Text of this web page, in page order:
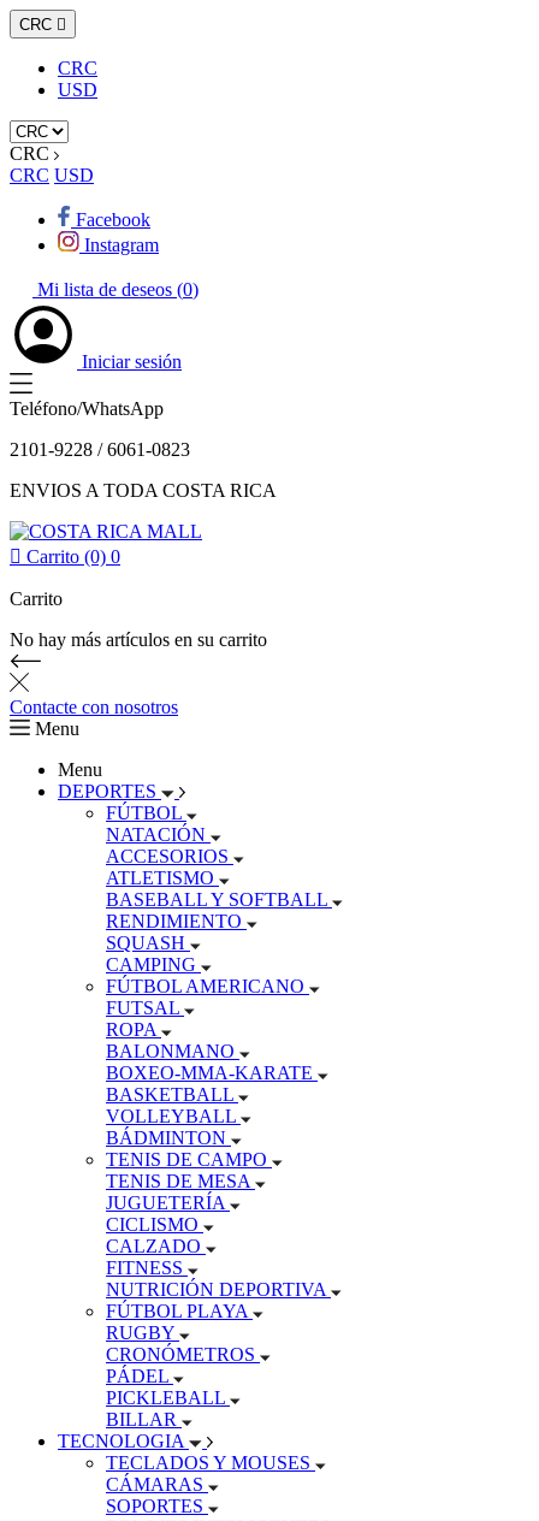
CRC 
CRC
USD
CRC
CRC USD
Facebook
Instagram
Mi lista de deseos (0)
Iniciar sesión
Teléfono/WhatsApp
2101-9228 / 6061-0823
ENVIOS A TODA COSTA RICA
 Carrito (0) 0
Carrito
No hay más artículos en su carrito
Contacte con nosotros
Menu
Menu
DEPORTES
FÚTBOL
NATACIÓN
ACCESORIOS
ATLETISMO
BASEBALL Y SOFTBALL
RENDIMIENTO
SQUASH
CAMPING
FÚTBOL AMERICANO
FUTSAL
ROPA
BALONMANO
BOXEO-MMA-KARATE
BASKETBALL
VOLLEYBALL
BÁDMINTON
TENIS DE CAMPO
TENIS DE MESA
JUGUETERÍA
CICLISMO
CALZADO
FITNESS
NUTRICIÓN DEPORTIVA
FÚTBOL PLAYA
RUGBY
CRONÓMETROS
PÁDEL
PICKLEBALL
BILLAR
TECNOLOGIA
TECLADOS Y MOUSES
CÁMARAS
SOPORTES